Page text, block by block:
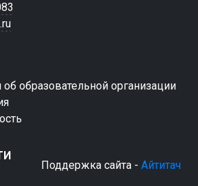
образовательной организации
Поддержка сайта - Айтитач